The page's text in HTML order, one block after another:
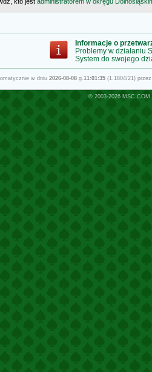
Informacje o
Problemy w działaniu
System do swojego
w dniu 2026-08-08g.11:01:35(1.1804/21)
© 2003-2026